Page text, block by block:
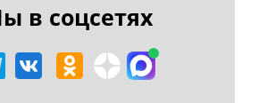
в соцсетях